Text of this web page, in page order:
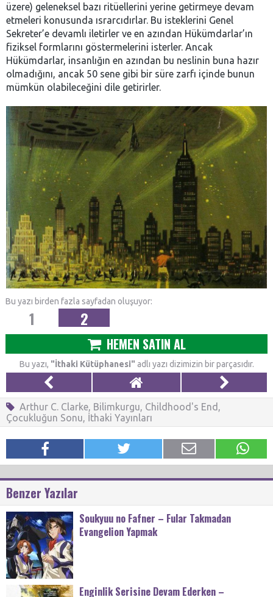
üzere) geleneksel bazı ritüellerini yerine getirmeye devam
etmeleri konusunda ısrarcıdırlar. Bu isteklerini Genel
Sekreter’e devamlı iletirler ve en azından Hükümdarlar’ın
fiziksel formlarını göstermelerini isterler. Ancak
Hükümdarlar, insanlığın en azından bu neslinin buna hazır
olmadığını, ancak 50 sene gibi bir süre zarfı içinde bunun
mümkün olabileceğini dile getirirler.
Bu yazı birden fazla sayfadan oluşuyor:
1 2
HEMEN SATIN AL
Bu yazı, "İthaki Kütüphanesi" adlı yazı dizimizin bir parçasıdır.
Arthur C. Clarke, Bilimkurgu, Childhood's End ,
Çocukluğun Sonu, İthaki Yayınları
Benzer Yazılar
Soukyuu no Fafner – Fular Takmadan
Evangelion Yapmak
Enginlik Serisine Devam Ederken –